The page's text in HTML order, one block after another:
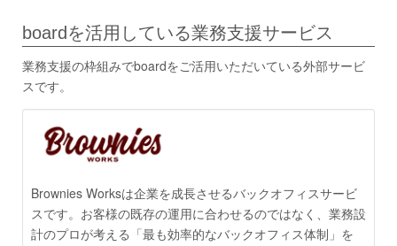
boardを活用している業務支援サービス
業務支援の枠組みでboardをご活用いただいている外部サービ
スです。
Brownies Worksは企業を成長させるバックオフィスサービ
スです。お客様の既存の運用に合わせるのではなく、業務設
計のプロが考える「最も効率的なバックオフィス体制」を